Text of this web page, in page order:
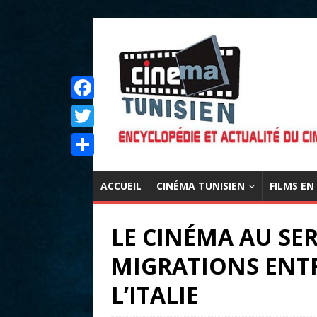
ACCUEIL CINÉMA TUNISIEN FILMS EN
LE CINÉMA AU
MIGRATIONS
L’ITALIE
F
a
c
T